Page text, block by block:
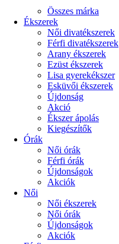
Összes márka
Ékszerek
Női divatékszerek
Férfi divatékszerek
Arany ékszerek
Ezüst ékszerek
Lisa gyerekékszer
Esküvői ékszerek
Újdonság
Akció
Ékszer ápolás
Kiegészítők
Órák
Női órák
Férfi órák
Újdonságok
Akciók
Női
Női ékszerek
Női órák
Újdonságok
Akciók